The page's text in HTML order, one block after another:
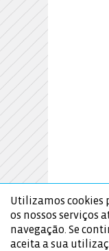
Utilizamos cookies
os nossos serviços
navegação. Se
aceita a sua